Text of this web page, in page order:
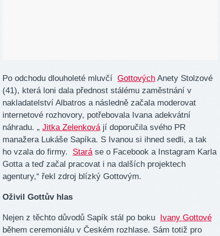
Po odchodu dlouholeté mluvčí Gottových Anety Stolzové
(41), která loni dala přednost stálému zaměstnání v
nakladatelství Albatros a následně začala moderovat
internetové rozhovory, potřebovala Ivana adekvátní
náhradu. „ Jitka Zelenkovájí doporučila svého PR
manažera Lukáše Sapíka. S Ivanou si ihned sedli, a tak
ho vzala do firmy. Staráse o Facebook a Instagram Karla
Gotta a teď začal pracovat i na dalších projektech
agentury,“ řekl zdroj blízký Gottovým.
Oživil Gottův hlas
Nejen z těchto důvodů Sapík stál po boku Ivany Gottové
během ceremoniálu v Českém rozhlase. Sám totiž pro